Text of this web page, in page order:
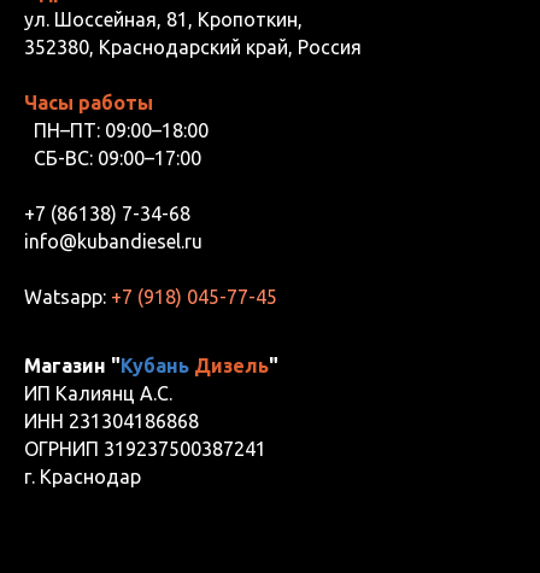
ул. Шоссейная, 81, Кропоткин,
352380, Краснодарский край, Россия
Часы работы
ПН–ПТ: 09:00–18:00
СБ-ВС: 09:00–17:00
+7 (86138) 7-34-68
info@kubandiesel.ru
Watsapp: +7 (918) 045-77-45
Магазин "Кубань Дизель"
ИП Калиянц А.С.
ИНН 231304186868
ОГРНИП 319237500387241
г. Краснодар